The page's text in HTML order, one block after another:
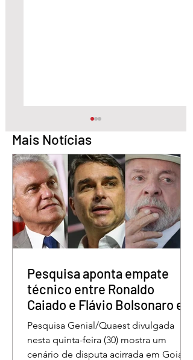
Pesquisa aponta Daniel
Vilela na liderança da
disputa pelo Governo
de Goiás
Mais Notícias
Pesquisa aponta empate
técnico entre Ronaldo
Caiado e Flávio Bolsonaro em
Goiás
Pesquisa Genial/Quaest divulgada
nesta quinta-feira (30) mostra um
cenário de disputa acirrada em Goiás